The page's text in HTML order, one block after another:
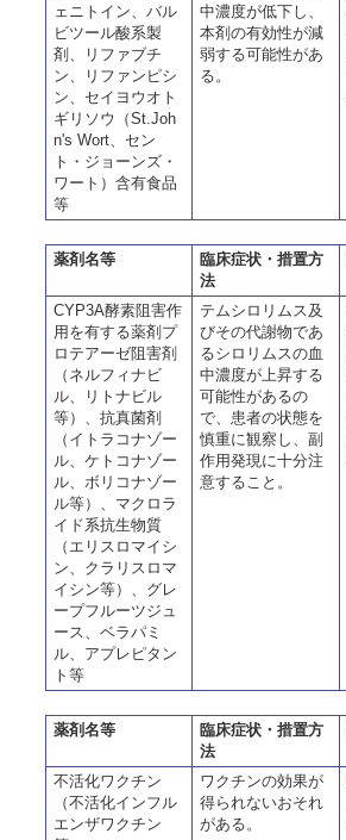
ェニトイン、バル
ビツール酸系製
剤、リファブチ
ン、リファンピシ
ン、セイヨウオト
ギリソウ（St.Joh
n's Wort、セン
ト・ジョーンズ・
ワート）含有食品
等
中濃度が低下し、
本剤の有効性が減
弱する可能性があ
る。
薬剤名等
臨床症状・措置方
法
CYP3A酵素阻害作
用を有する薬剤プ
ロテアーゼ阻害剤
（ネルフィナビ
ル、リトナビル
等）、抗真菌剤
（イトラコナゾー
ル、ケトコナゾー
ル、ボリコナゾー
ル等）、マクロラ
イド系抗生物質
（エリスロマイシ
ン、クラリスロマ
イシン等）、グレ
ープフルーツジュ
ース、ベラパミ
ル、アプレピタン
ト等
テムシロリムス及
びその代謝物であ
るシロリムスの血
中濃度が上昇する
可能性があるの
で、患者の状態を
慎重に観察し、副
作用発現に十分注
意すること。
薬剤名等
臨床症状・措置方
法
不活化ワクチン
（不活化インフル
エンザワクチン
ワクチンの効果が
得られないおそれ
がある。